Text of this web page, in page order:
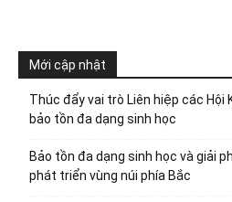
Mới cập nhật
Thúc đẩy vai trò Liên hiệp các Hội
bảo tồn đa dạng sinh học
Bảo tồn đa dạng sinh học và giải
phát triển vùng núi phía Bắc